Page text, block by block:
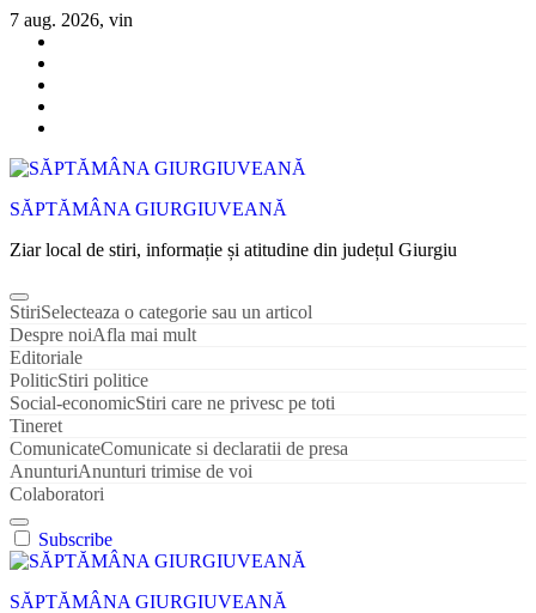
Sari
conținut
7 aug. 2026, vin
SĂPTĂMÂNA GIURGIUVEANĂ
Ziar local de stiri, informație și atitudine din județul Giurgiu
StiriSelecteaza o categorie sau un articol
Despre noiAfla mai mult
Editoriale
PoliticStiri politice
Social-economicStiri care ne privesc pe toti
Tineret
ComunicateComunicate si declaratii de presa
AnunturiAnunturi trimise de voi
Colaboratori
Subscribe
SĂPTĂMÂNA GIURGIUVEANĂ